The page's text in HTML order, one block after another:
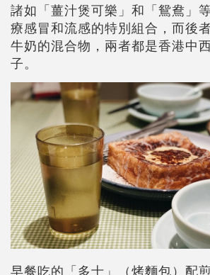
諸如「薑汁煲可樂」和「鴛鴦」
療感冒和流感的特別組合，而後
牛奶的混合物，兩者都是香港中
子。
早餐吃的「多士」（烤麵包）配